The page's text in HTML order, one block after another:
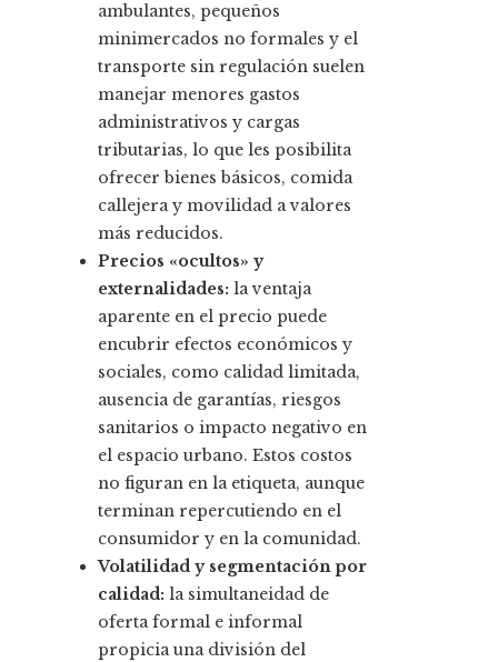
ambulantes, pequeños
minimercados no formales y el
transporte sin regulación suelen
manejar menores gastos
administrativos y cargas
tributarias, lo que les posibilita
ofrecer bienes básicos, comida
callejera y movilidad a valores
más reducidos.
Precios «ocultos» y
externalidades: la ventaja
aparente en el precio puede
encubrir efectos económicos y
sociales, como calidad limitada,
ausencia de garantías, riesgos
sanitarios o impacto negativo en
el espacio urbano. Estos costos
no figuran en la etiqueta, aunque
terminan repercutiendo en el
consumidor y en la comunidad.
Volatilidad y segmentación por
calidad: la simultaneidad de
oferta formal e informal
propicia una división del